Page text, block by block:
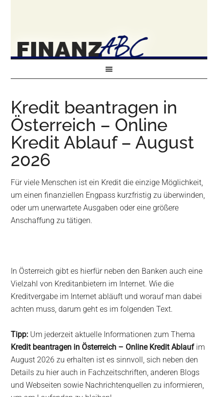
Kredit beantragen in
Österreich – Online
Kredit Ablauf – August
2026
Für viele Menschen ist ein Kredit die einzige Möglichkeit,
um einen finanziellen Engpass kurzfristig zu überwinden,
oder um unerwartete Ausgaben oder eine größere
Anschaffung zu tätigen.
In Österreich gibt es hierfür neben den Banken auch eine
Vielzahl von Kreditanbietern im Internet. Wie die
Kreditvergabe im Internet abläuft und worauf man dabei
achten muss, darum geht es im folgenden Text.
Tipp: Um jederzeit aktuelle Informationen zum Thema
Kredit beantragen in Österreich – Online Kredit Ablaufim
August 2026 zu erhalten ist es sinnvoll, sich neben den
Details zu hier auch in Fachzeitschriften, anderen Blogs
und Webseiten sowie Nachrichtenquellen zu informieren,